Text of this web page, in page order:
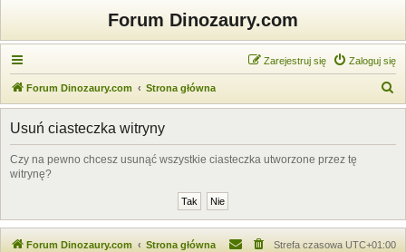
Forum Dinozaury.com
Zaloguj się
Zarejestruj się
Forum Dinozaury.com Strona główna
z
Usuń ciasteczka witryny
Czy na pewno chcesz usunąć wszystkie ciasteczka utworzone przez tę
witrynę?
Forum Dinozaury.com Strona główna Strefa czasowa UTC+01:00